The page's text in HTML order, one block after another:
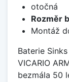
otočná
Rozměr
Montáž
Baterie
VICARIO
bezmála 50